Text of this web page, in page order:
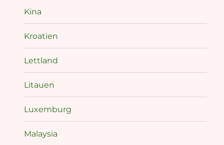
Kina
Kroatien
Lettland
Litauen
Luxemburg
Malaysia